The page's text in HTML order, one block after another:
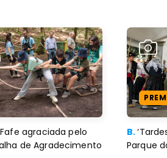
agraciada pelo
de Agradecimento
B.
Parque